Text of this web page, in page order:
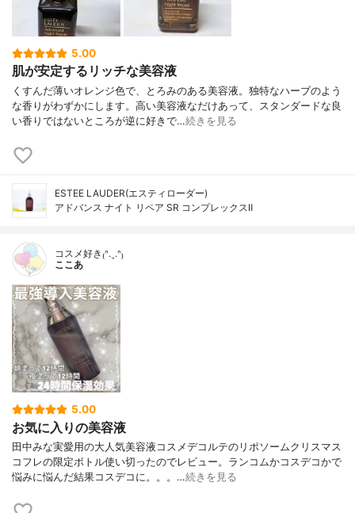
5.00
肌が安定するリッチな美容液
くすんだ薄いオレンジ色で、とろみのある美容液。独特なハーブのよう
な香りがわずかにします。高い美容液なだけあって、スタンダードな良
い香りではないところが逆に好きで…続きを見る
ESTEE LAUDER(エスティローダー)
アドバンス ナイト リペア SR コンプレックスⅡ
コスメ好き₍ᐢ.ˬ.ᐢ₎
ここあ
5.00
お気に入りの美容液
田中みな実愛用の大人気美容液コスメデコルテのリポソームクリスマス
コフレの限定ボトル使い切ったのでレビュー。ランコムかコスデコかで
悩みに悩んだ結果コスデコに。。。…続きを見る